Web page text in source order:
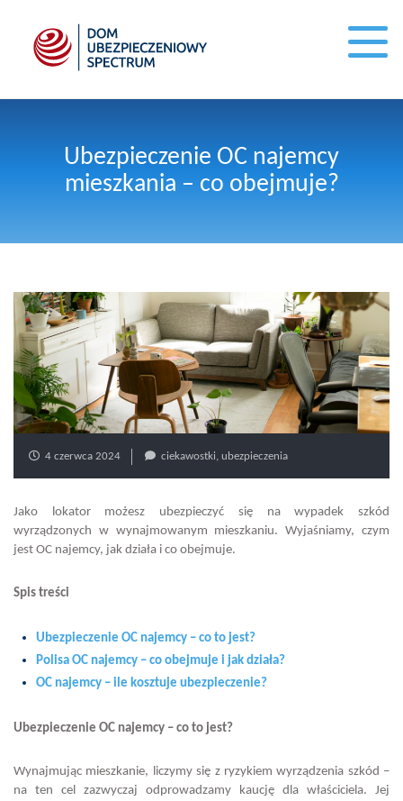
Ubezpieczenie OC najemcy
mieszkania – co obejmuje?
4 czerwca 2024 ciekawostki, ubezpieczenia
Jako lokator możesz ubezpieczyć się na wypadek szkód
wyrządzonych w wynajmowanym mieszkaniu. Wyjaśniamy, czym
jest OC najemcy, jak działa i co obejmuje.
Spis treści
Ubezpieczenie OC najemcy – co to jest?
Polisa OC najemcy – co obejmuje i jak działa?
OC najemcy – ile kosztuje ubezpieczenie?
Ubezpieczenie OC najemcy – co to jest?
Wynajmując mieszkanie, liczymy się z ryzykiem wyrządzenia szkód –
na ten cel zazwyczaj odprowadzamy kaucję dla właściciela. Jej